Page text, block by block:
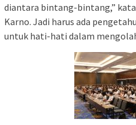
diantara bintang-bintang,”
Karno. Jadi harus ada
untuk hati-hati dalam